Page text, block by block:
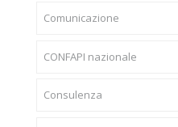
Comunicazione
CONFAPI nazionale
Consulenza